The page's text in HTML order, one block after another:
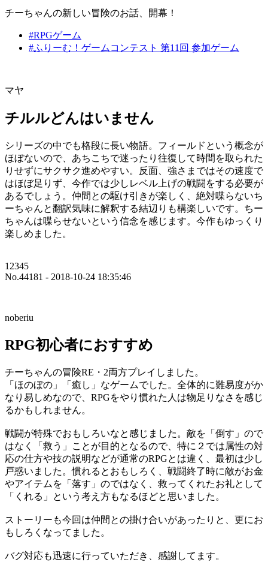
チーちゃんの新しい冒険のお話、開幕！
#RPGゲーム
#ふりーむ！ゲームコンテスト 第11回 参加ゲーム
マヤ
チルルどんはいません
シリーズの中でも格段に長い物語。フィールドという概念が
ほぼないので、あちこちで迷ったり往復して時間を取られた
りせずにサクサク進めやすい。反面、強さまではその速度で
はほぼ足りず、今作では少しレベル上げの戦闘をする必要が
あるでしょう。仲間との駆け引きが楽しく、絶対喋らないち
ーちゃんと翻訳気味に解釈する結辺りも構楽しいです。ちー
ちゃんは喋らせないという信念を感じます。今作もゆっくり
楽しめました。
12345
No.44181 - 2018-10-24 18:35:46
noberiu
RPG初心者におすすめ
チーちゃんの冒険RE・2両方プレイしました。
「ほのぼの」「癒し」なゲームでした。全体的に難易度がか
なり易しめなので、RPGをやり慣れた人は物足りなさを感じ
るかもしれません。
戦闘が特殊でおもしろいなと感じました。敵を「倒す」ので
はなく「救う」ことが目的となるので、特に２では属性の対
応の仕方や技の説明などが通常のRPGとは違く、最初は少し
戸惑いました。慣れるとおもしろく、戦闘終了時に敵がお金
やアイテムを「落す」のではなく、救ってくれたお礼として
「くれる」という考え方もなるほどと思いました。
ストーリーも今回は仲間との掛け合いがあったりと、更にお
もしろくなってました。
バグ対応も迅速に行っていただき、感謝してます。